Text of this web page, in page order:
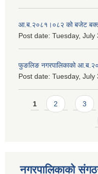
आ.ब.२०८१।०८२ को बजेट
Post date: Tuesday, July
फुङलिङ नगरपालिकाको
Post date: Tuesday,
Pages
1 2 3
नगरपालिकाको